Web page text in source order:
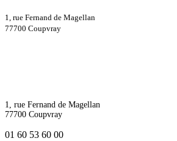
1, rue Fernand de Magellan
77700 Coupvray
1, rue Fernand de Magellan
77700 Coupvray
01 60 53 60 00